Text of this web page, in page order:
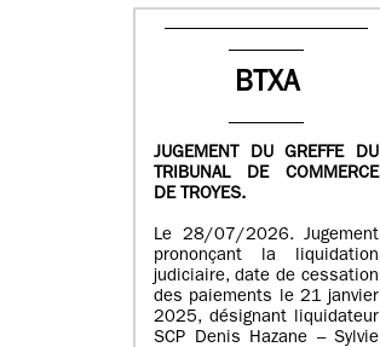
BTXA
JUGEMENT DU GREFFE DU
TRIBUNAL DE COMMERCE
DE TROYES.
Le 28/07/2026. Jugement
prononçant la liquidation
judiciaire, date de cessation
des paiements le 21 janvier
2025, désignant liquidateur
SCP Denis Hazane – Sylvie